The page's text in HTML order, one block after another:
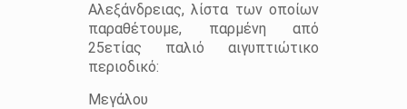
Αλεξάνδρειας, λίστα των οποίων
παραθέτουμε, παρμένη από
25ετίας παλιό αιγυπτιώτικο
περιοδικό:
Μεγάλου